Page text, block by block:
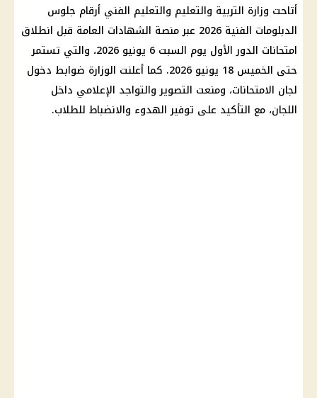
أتاحت وزارة التربية والتعليم والتعليم الفني أرقام جلوس
الدبلومات الفنية 2026 عبر منصة الشهادات العامة قبل انطلاق
امتحانات الدور الأول يوم السبت 6 يونيو 2026، والتي تستمر
حتى الخميس 18 يونيو 2026. كما أعلنت الوزارة ضوابط دخول
لجان الامتحانات، ومنعت التصوير والتواجد الإعلامي داخل
اللجان، مع التأكيد على توفير الهدوء والانضباط للطلاب.